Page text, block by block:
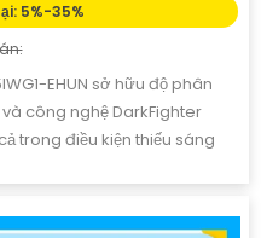
5%-35%
EHUN sở hữu độ phân
công nghệ DarkFighter
trong điều kiện thiếu sáng